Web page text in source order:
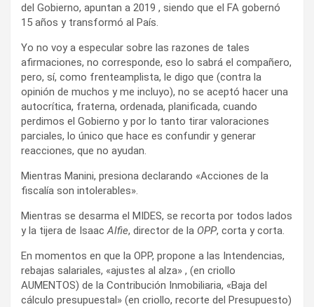
del Gobierno, apuntan a 2019 , siendo que el FA gobernó
15 años y transformó al País.
Yo no voy a especular sobre las razones de tales
afirmaciones, no corresponde, eso lo sabrá el compañero,
pero, sí, como frenteamplista, le digo que (contra la
opinión de muchos y me incluyo), no se aceptó hacer una
autocrítica, fraterna, ordenada, planificada, cuando
perdimos el Gobierno y por lo tanto tirar valoraciones
parciales, lo único que hace es confundir y generar
reacciones, que no ayudan.
Mientras Manini, presiona declarando «Acciones de la
fiscalía son intolerables».
Mientras se desarma el MIDES, se recorta por todos lados
y la tijera de IsaacAlfie, director de la OPP, corta y corta.
En momentos en que la OPP, propone a las Intendencias,
rebajas salariales, «ajustes al alza» , (en criollo
AUMENTOS) de la Contribución Inmobiliaria, «Baja del
cálculo presupuestal» (en criollo, recorte del Presupuesto)